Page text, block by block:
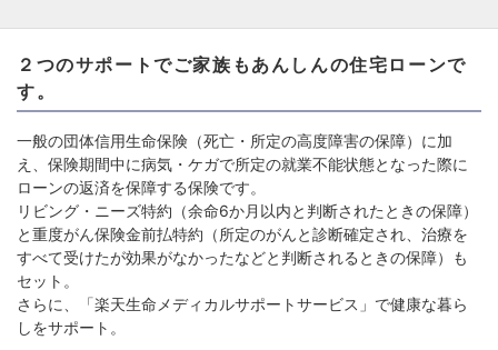
２つのサポートでご家族もあんしんの住宅ローンで
す。
一般の団体信用生命保険（死亡・所定の高度障害の保障）に加
え、保険期間中に病気・ケガで所定の就業不能状態となった際に
ローンの返済を保障する保険です。
リビング・ニーズ特約（余命6か月以内と判断されたときの保障）
と重度がん保険金前払特約（所定のがんと診断確定され、治療を
すべて受けたが効果がなかったなどと判断されるときの保障）も
セット。
さらに、「楽天生命メディカルサポートサービス」で健康な暮ら
しをサポート。